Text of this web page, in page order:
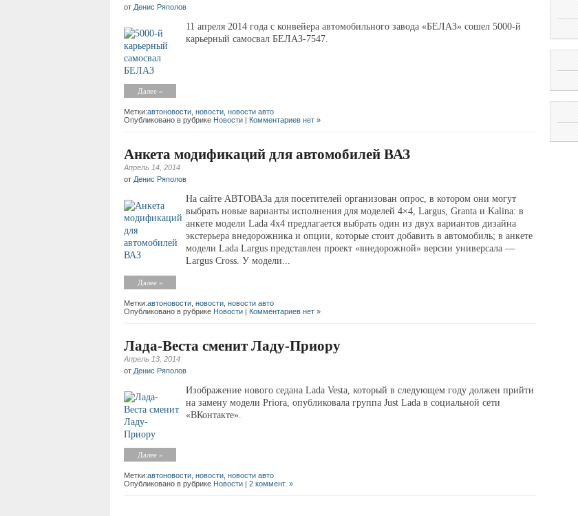
от Денис Ряполов
11 апреля 2014 года с конвейера автомобильного завода «БЕЛАЗ» сошел 5000-й
карьерный самосвал БЕЛАЗ-7547.
Далее »
Метки:автоновости новости новости авто
Опубликовано в рубрике Новости | Комментариев нет »
Анкета модификаций для автомобилей ВАЗ
Апрель 14, 2014
от Денис Ряполов
На сайте АВТОВАЗа для посетителей организован опрос, в котором они могут
выбрать новые варианты исполнения для моделей 4×4, Largus, Granta и Kalina: в
анкете модели Lada 4х4 предлагается выбрать один из двух вариантов дизайна
экстерьера внедорожника и опции, которые стоит добавить в автомобиль; в анкете
модели Lada Largus представлен проект «внедорожной» версии универсала —
Largus Cross. У модели...
Далее »
Метки:автоновости новости новости авто
Опубликовано в рубрике Новости | Комментариев нет »
Лада-Веста сменит Ладу-Приору
Апрель 13, 2014
от Денис Ряполов
Изображение нового седана Lada Vesta, который в следующем году должен прийти
на замену модели Priora, опубликовала группа Just Lada в социальной сети
«ВКонтакте».
Далее »
Метки:автоновости новости новости авто
Опубликовано в рубрике Новости | 2 коммент. »